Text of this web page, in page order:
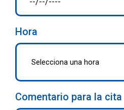
Hora
Comentario para la cita